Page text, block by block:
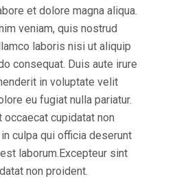
et dolore magna aliqua.
veniam, quis nostrud
laboris nisi ut aliquip
consequat. Duis aute irure
in voluptate velit
eu fugiat nulla pariatur.
occaecat cupidatat non
culpa qui officia deserunt
laborum.Excepteur sint
non proident.